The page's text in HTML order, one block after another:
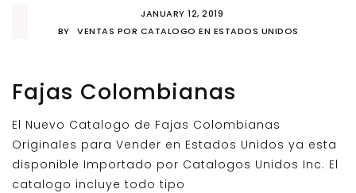
JANUARY 12, 2019
BY
VENTAS POR CATALOGO EN ESTADOS UNIDOS
Fajas Colombianas
El Nuevo Catalogo de Fajas Colombianas
Originales para Vender en Estados Unidos ya esta
disponible Importado por Catalogos Unidos Inc. El
catalogo incluye todo tipo